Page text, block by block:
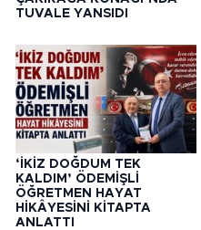
TUVALE YANSIDI
‘İKİZ DOĞDUM TEK
KALDIM’ ÖDEMİŞLİ
ÖĞRETMEN HAYAT
HİKÂYESİNİ KİTAPTA
ANLATTI